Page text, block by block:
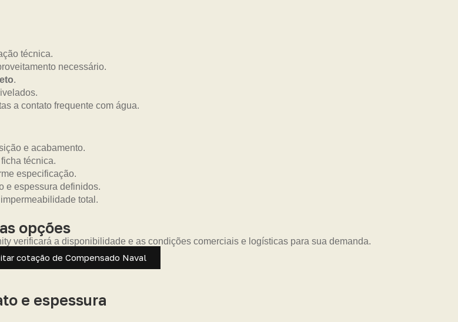
técnica.
necessário.
.
a contato frequente com água.
e acabamento.
técnica.
especificação.
e espessura definidos.
total.
opções
verificará a disponibilidade e as condições comerciais e logísticas para sua demanda.
cotação de Compensado Naval
e espessura